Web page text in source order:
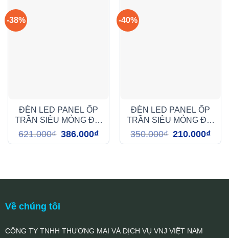
-38%
ĐÈN LED PANEL ỐP
TRẦN SIÊU MỎNG ĐỔI
MÀU 24W (DGC2249)
621.000₫ Giá
gốc
là:
386.000₫Giá
tại
-40%
ĐÈN LED PANEL ỐP
TRẦN SIÊU MỎNG ĐỔI
MÀU 6W (DGC2069)
350.000₫ Giá
gốc
là:
210.000₫Giá
tại
Về chúng tôi
CÔNG TY TNHH THƯƠNG MẠI VÀ DỊCH VỤ VNJ VIỆT NAM